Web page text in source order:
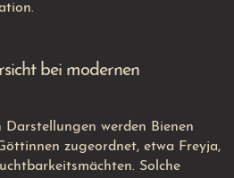
bei modernen
Darstellungen werden Bienen
zugeordnet, etwa Freyja,
Solche